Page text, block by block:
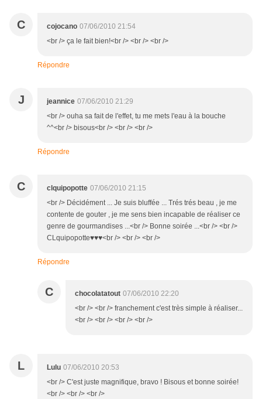
C cojocano 07/06/2010 21:54
<br /> ça le fait bien!<br /> <br /> <br />
Répondre
J jeannice 07/06/2010 21:29
<br /> ouha sa fait de l'effet, tu me mets l'eau à la bouche
^^<br /> bisous<br /> <br /> <br />
Répondre
C clquipopotte 07/06/2010 21:15
<br /> Décidément ... Je suis bluffée ... Trés trés beau , je me
contente de gouter , je me sens bien incapable de réaliser ce
genre de gourmandises ...<br /> Bonne soirée ...<br /> <br />
CLquipopotte♥♥♥<br /> <br /> <br />
Répondre
C chocolatatout 07/06/2010 22:20
<br /> <br /> franchement c'est très simple à réaliser...
<br /> <br /> <br /> <br />
L Lulu 07/06/2010 20:53
<br /> C'est juste magnifique, bravo ! Bisous et bonne soirée!
<br /> <br /> <br />